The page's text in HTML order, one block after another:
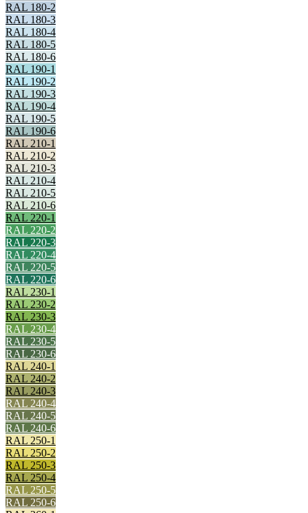
RAL 180-2
RAL 180-3
RAL 180-4
RAL 180-5
RAL 180-6
RAL 190-1
RAL 190-2
RAL 190-3
RAL 190-4
RAL 190-5
RAL 190-6
RAL 210-1
RAL 210-2
RAL 210-3
RAL 210-4
RAL 210-5
RAL 210-6
RAL 220-1
RAL 220-2
RAL 220-3
RAL 220-4
RAL 220-5
RAL 220-6
RAL 230-1
RAL 230-2
RAL 230-3
RAL 230-4
RAL 230-5
RAL 230-6
RAL 240-1
RAL 240-2
RAL 240-3
RAL 240-4
RAL 240-5
RAL 240-6
RAL 250-1
RAL 250-2
RAL 250-3
RAL 250-4
RAL 250-5
RAL 250-6